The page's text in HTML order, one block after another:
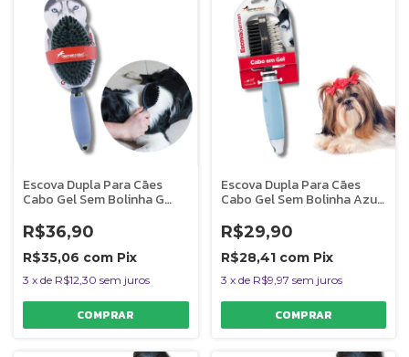
Escova Dupla Para Cães
Cabo Gel Sem Bolinha G
R$36,90
R$35,06 com Pix
3 x de R$12,30 sem juros
Escova Dupla Para Cães
Cabo Gel Sem Bolinha Azul
R$29,90
R$28,41 com Pix
3 x de R$9,97 sem juros